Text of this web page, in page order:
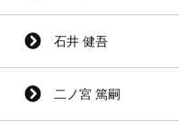
石井 健吾
二ノ宮 篤嗣